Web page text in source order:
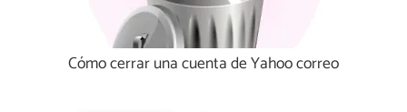
Cómo cerrar una cuenta de Yahoo correo